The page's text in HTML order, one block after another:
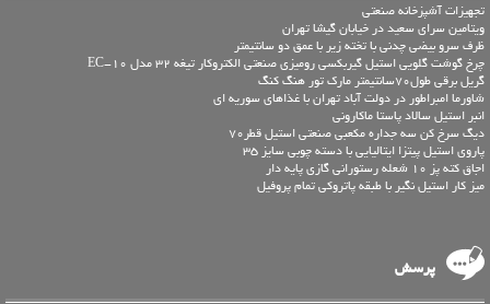
تجهیزات آشپزخانه صنعتی
ویتامین سرای سعید در خیابان گیشا تهران
ظرف سرو بیضی چدنی با تخته زیر با عمق دو سانتیمتر
چرخ گوشت گلویی استیل گیربکسی رومیزی صنعتی الکتروکار تیغه 32 مدل EC-10
گریل برقی طول70سانتیمتر مارک تور هنگ کنگ
شاورما امبراطور در دولت آباد تهران با غذاهای سوریه ای
انبر استیل سالاد پاستا ماکارونی
دیگ سرخ کن سه جداره مکعبی صنعتی استیل قطر70
پاروی استیل پیتزا ایتالیایی با دسته چوبی سایز 35
اجاق کته پز 10 شعله رستورانی گازی پایه دار
میز کار استیل نگیر با طبقه پاتروکی تمام پروفیل
پرسش